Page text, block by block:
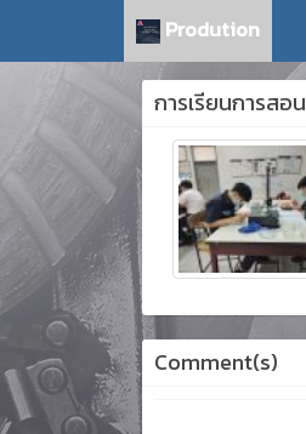
Prodution
การเรียนการสอน
Comment(s)